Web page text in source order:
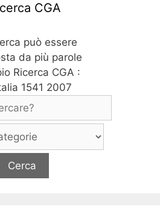
CGA
può essere
da più parole
Ricerca CGA :
1541 2007